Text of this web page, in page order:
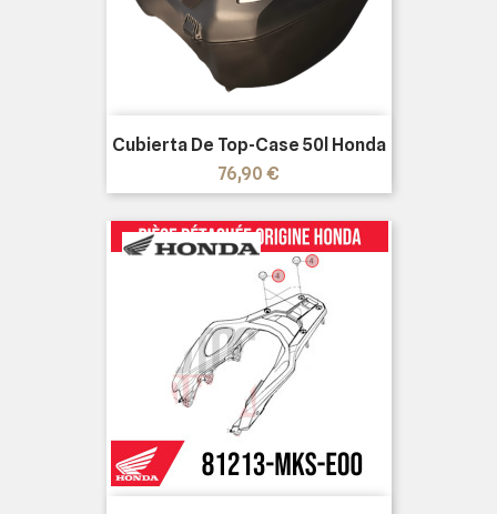
Cubierta De Top-Case 50l Honda
Precio
76,90 €